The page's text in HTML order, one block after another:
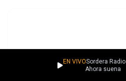
EN VIVOSordera Radio
Ahora suena